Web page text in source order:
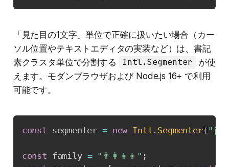
「見た目の1文字」単位で正確に扱いたい場合（カー
ソル位置やテキストエディタの実装など）は、書記
素クラスタ単位で分割する
Intl.Segmenter
が使
えます。モダンブラウザおよび Node.js 16+ で利用
可能です。
const segmenter = new Intl . Segmenter("ja"
const family = "👨‍👩‍👧‍👦" ;
📄